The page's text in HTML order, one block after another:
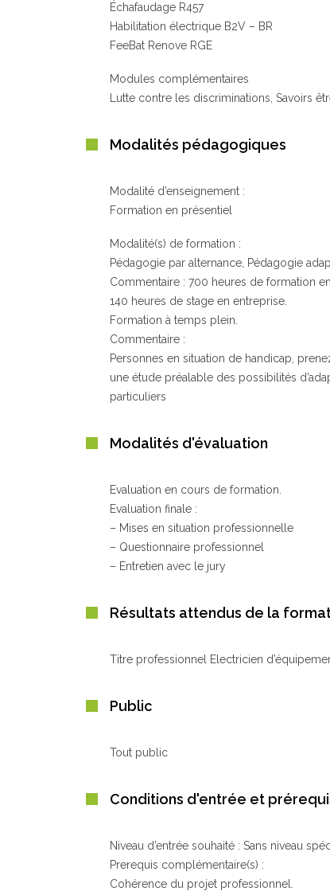
Échafaudage R457
Habilitation électrique B2V – BR
FeeBat Renove RGE
Modules complémentaires
Lutte contre les discriminations, Savoirs
Modalités pédagogiques
Modalité d’enseignement :
Formation en présentiel
Modalité(s) de formation :
Pédagogie par alternance, Pédagogie
Commentaire : 700 heures de formation
140 heures de stage en entreprise.
Formation à temps plein.
Commentaire :
Personnes en situation de handicap,
une étude préalable des possibilités
particuliers
Modalités d'évaluation
Evaluation en cours de formation.
Evaluation finale :
– Mises en situation professionnelle
– Questionnaire professionnel
– Entretien avec le jury
Résultats attendus de la
Titre professionnel Electricien
Public
Tout public
Conditions d'entrée et
Niveau d’entrée souhaité : Sans niveau
Prerequis complémentaire(s) :
Cohérence du projet professionnel.